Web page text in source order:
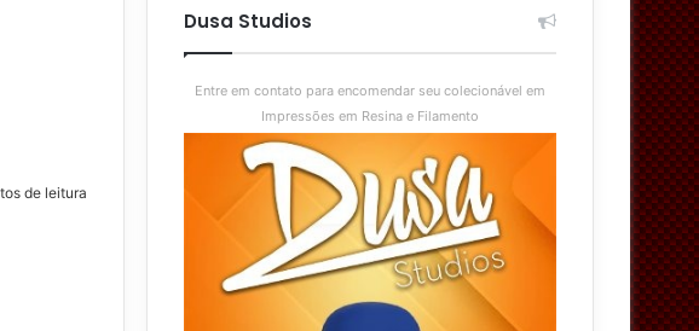
de leitura
Dusa Studios
Entre em contato para encomendar seu colecionável em
Impressões em Resina e Filamento